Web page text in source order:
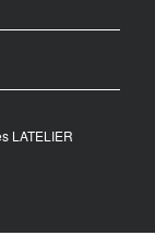
LATELIER